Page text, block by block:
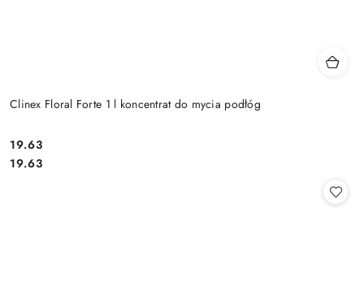
Clinex Floral Forte 1 l koncentrat do mycia podłóg
Cena:
19.63
Cena:
19.63